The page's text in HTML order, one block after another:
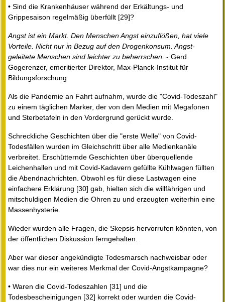
• Sind die Krankenhäuser während der Erkältungs- und
Grippesaison regelmäßig überfüllt [29]?
Angst ist ein Markt. Den Menschen Angst einzuflößen, hat viele
Vorteile. Nicht nur in Bezug auf den Drogenkonsum. Angst-
geleitete Menschen sind leichter zu beherrschen. - Gerd
Gogerenzer, emeritierter Direktor, Max-Planck-Institut für
Bildungsforschung
Als die Pandemie an Fahrt aufnahm, wurde die "Covid-Todeszahl"
zu einem täglichen Marker, der von den Medien mit Megafonen
und Sterbetafeln in den Vordergrund gerückt wurde.
Schreckliche Geschichten über die "erste Welle" von Covid-
Todesfällen wurden im Gleichschritt über alle Medienkanäle
verbreitet. Erschütternde Geschichten über überquellende
Leichenhallen und mit Covid-Kadavern gefüllte Kühlwagen füllten
die Abendnachrichten. Obwohl es für diese Lastwagen eine
einfachere Erklärung [30] gab, hielten sich die willfährigen und
mitschuldigen Medien die Ohren zu und erzeugten weiterhin eine
Massenhysterie.
Wieder wurden alle Fragen, die Skepsis hervorrufen könnten, von
der öffentlichen Diskussion ferngehalten.
Aber war dieser angekündigte Todesmarsch nachweisbar oder
war dies nur ein weiteres Merkmal der Covid-Angstkampagne?
• Waren die Covid-Todeszahlen [31] und die
Todesbescheinigungen [32] korrekt oder wurden die Covid-